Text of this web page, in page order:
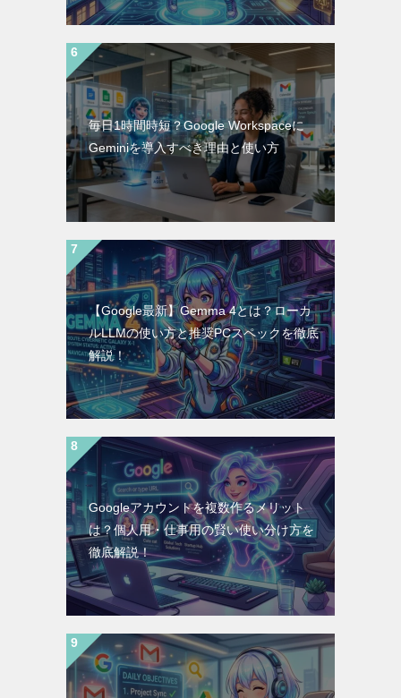
毎日1時間時短？Google Workspaceに
Geminiを導入すべき理由と使い方
【Google最新】Gemma 4とは？ローカ
ルLLMの使い方と推奨PCスペックを徹底
解説！
Googleアカウントを複数作るメリット
は？個人用・仕事用の賢い使い分け方を
徹底解説！